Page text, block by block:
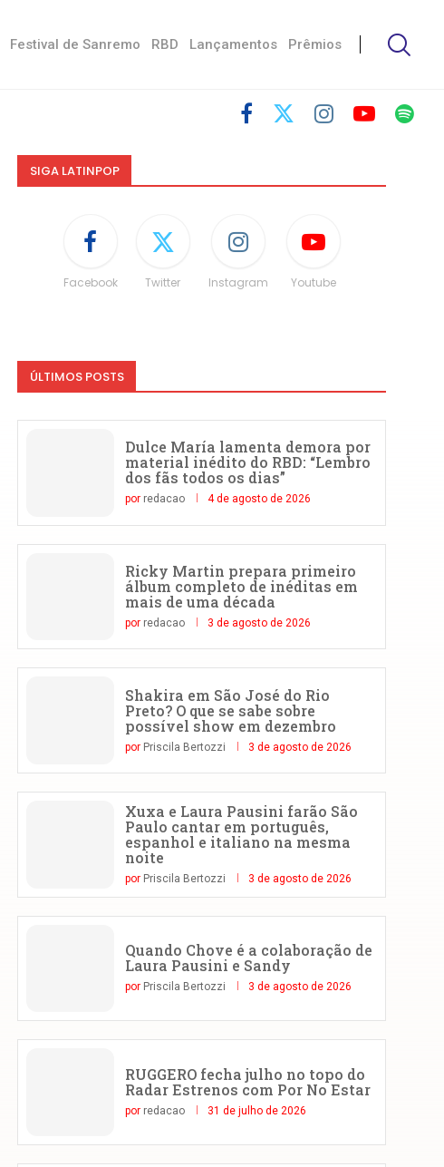
Festival de Sanremo RBD Lançamentos Prêmios
SIGA LATINPOP
Facebook Twitter Instagram Youtube
ÚLTIMOS POSTS
Dulce María lamenta demora por
material inédito do RBD: “Lembro
dos fãs todos os dias”
por redacao 4 de agosto de 2026
Ricky Martin prepara primeiro
álbum completo de inéditas em
mais de uma década
por redacao 3 de agosto de 2026
Shakira em São José do Rio
Preto? O que se sabe sobre
possível show em dezembro
por Priscila Bertozzi 3 de agosto de 2026
Xuxa e Laura Pausini farão São
Paulo cantar em português,
espanhol e italiano na mesma
noite
por Priscila Bertozzi 3 de agosto de 2026
Quando Chove é a colaboração de
Laura Pausini e Sandy
por Priscila Bertozzi 3 de agosto de 2026
RUGGERO fecha julho no topo do
Radar Estrenos com Por No Estar
por redacao 31 de julho de 2026